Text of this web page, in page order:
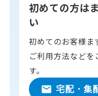
初めての方は
い
初めてのお客様ま
ご利用方法など
す。
宅配・集